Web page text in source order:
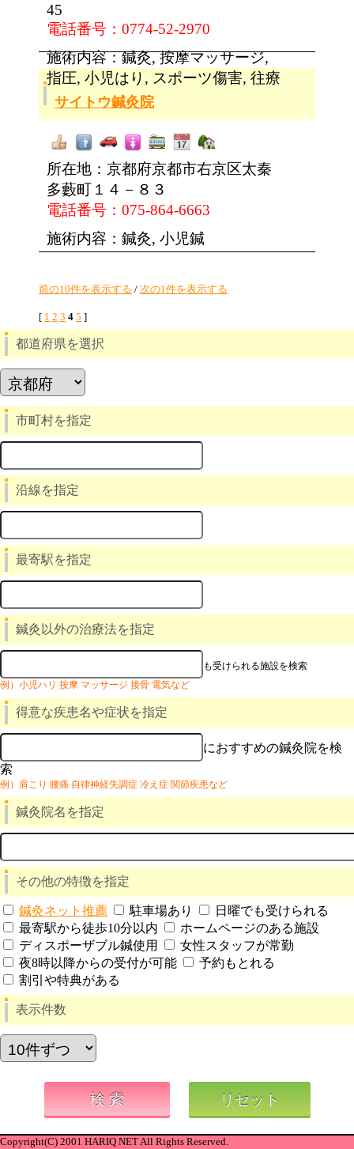
45
電話番号：0774-52-2970
施術内容：鍼灸, 按摩マッサージ,
指圧, 小児はり, スポーツ傷害, 往療
サイトウ鍼灸院
所在地：京都府京都市右京区太秦
多藪町１４－８３
電話番号：075-864-6663
施術内容：鍼灸, 小児鍼
前の10件を表示する / 次の1件を表示する
[ 1 2 3 4 5 ]
都道府県を選択
市町村を指定
沿線を指定
最寄駅を指定
鍼灸以外の治療法を指定
も受けられる施設を検索
例）小児ハリ 按摩 マッサージ 接骨 電気など
得意な疾患名や症状を指定
におすすめの鍼灸院を検
索
例）肩こり 腰痛 自律神経失調症 冷え症 関節疾患など
鍼灸院名を指定
その他の特徴を指定
鍼灸ネット推薦 駐車場あり
日曜でも受けられる
最寄駅から徒歩10分以内
ホームページのある施設
ディスポーザブル鍼使用
女性スタッフが常勤
夜8時以降からの受付が可能
予約もとれる
割引や特典がある
表示件数
Copyright(C) 2001 HARIQ NET All Rights Reserved.